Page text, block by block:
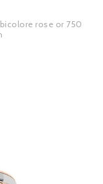
rose or 750